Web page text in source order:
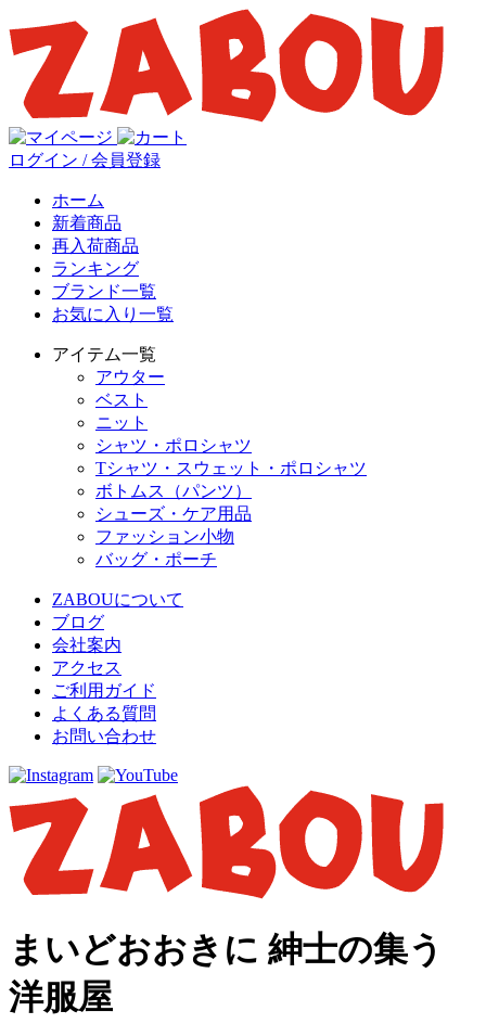
ログイン / 会員登録
ホーム
新着商品
再入荷商品
ランキング
ブランド一覧
お気に入り一覧
アイテム一覧
アウター
ベスト
ニット
シャツ・ポロシャツ
Tシャツ・スウェット・ポロシャツ
ボトムス（パンツ）
シューズ・ケア用品
ファッション小物
バッグ・ポーチ
ZABOUについて
ブログ
会社案内
アクセス
ご利用ガイド
よくある質問
お問い合わせ
まいどおおきに 紳士の集う
洋服屋